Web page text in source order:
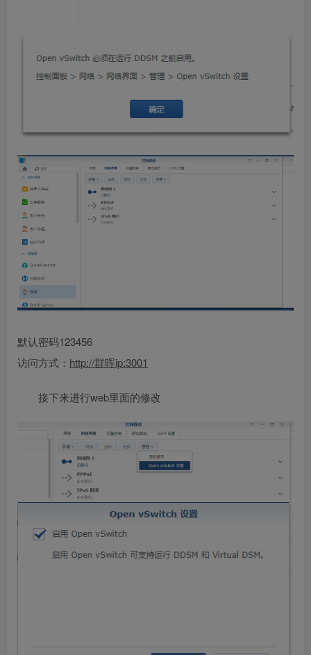
默认密码123456
访问方式： http://群晖ip:3001
接下来进行web里面的修改